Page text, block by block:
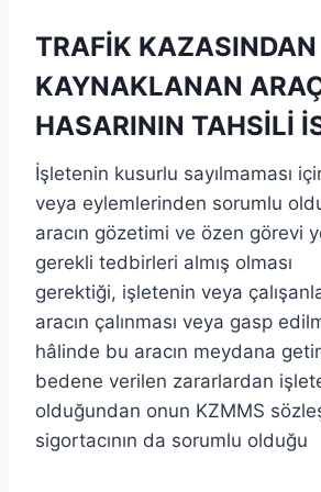
TRAFİK KAZASINDAN
KAYNAKLANAN
HASARININ TAHSİLİ
İşletenin kusurlu sayılmaması
veya eylemlerinden sorumlu
aracın gözetimi ve özen görevi
gerekli tedbirleri almış olması
gerektiği, işletenin veya
aracın çalınması veya gasp
hâlinde bu aracın meydana
bedene verilen zararlardan
olduğundan onun KZMMS
sigortacının da sorumlu olduğu